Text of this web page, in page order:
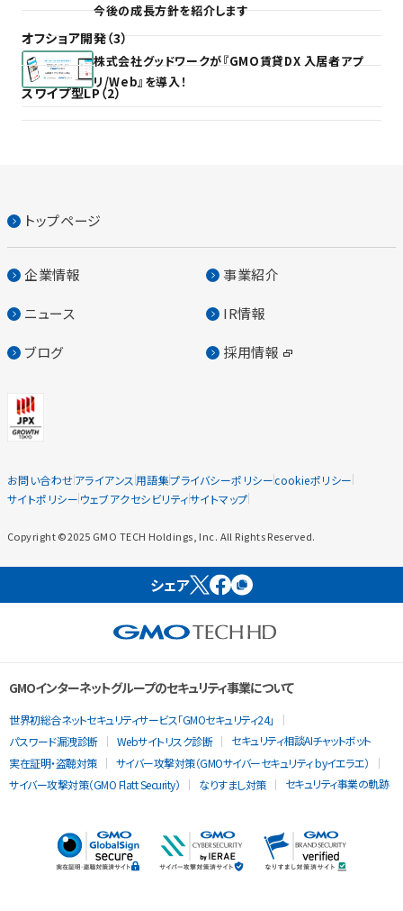
オフショア開発（3）
スワイプ型LP（2）
今後の成長方針を紹介します
株式会社グッドワークが『GMO賃貸DX 入居者アプ
リ/Web』を導入！
トップページ
企業情報 事業紹介
ニュース IR情報
ブログ 採用情報
お問い合わせアライアンス 用語集プライバシーポリシーcookieポリシー
サイトポリシー ウェブアクセシビリティサイトマップ
Copyright ©2025 GMO TECH Holdings, Inc. All Rights Reserved.
シェア
GMOインターネットグループのセキュリティ事業について
世界初総合ネットセキュリティサービス「GMOセキュリティ24」
パスワード漏洩診断
Webサイトリスク診断
セキュリティ相談AIチャットボット
実在証明・盗聴対策
サイバー攻撃対策（GMOサイバーセキュリティ byイエラエ）
サイバー攻撃対策（GMO Flatt Security）
なりすまし対策 セキュリティ事業の軌跡